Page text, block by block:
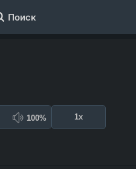
Поиск
100% 1x